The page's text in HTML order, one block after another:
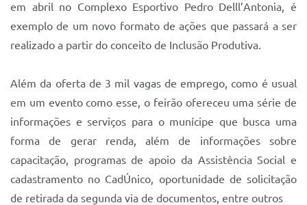
em abril no Complexo Esportivo Pedro Delll’Antonia, é
exemplo de um novo formato de ações que passará a ser
realizado a partir do conceito de Inclusão Produtiva.
Além da oferta de 3 mil vagas de emprego, como é usual
em um evento como esse, o feirão ofereceu uma série de
informações e serviços para o munícipe que busca uma
forma de gerar renda, além de informações sobre
capacitação, programas de apoio da Assistência Social e
cadastramento no CadÚnico, oportunidade de solicitação
de retirada da segunda via de documentos, entre outros